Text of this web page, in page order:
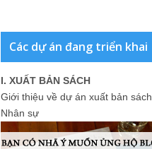
Các dự án đang triển khai
I. XUẤT BẢN SÁCH
Giới thiệu về dự án xuất bản
Nhân sự